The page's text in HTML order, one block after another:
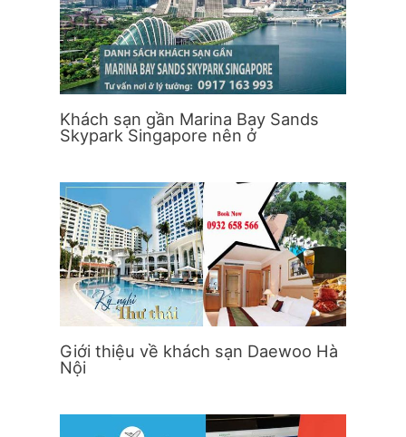
Khách sạn gần Marina Bay Sands
Skypark Singapore nên ở
Giới thiệu về khách sạn Daewoo Hà
Nội